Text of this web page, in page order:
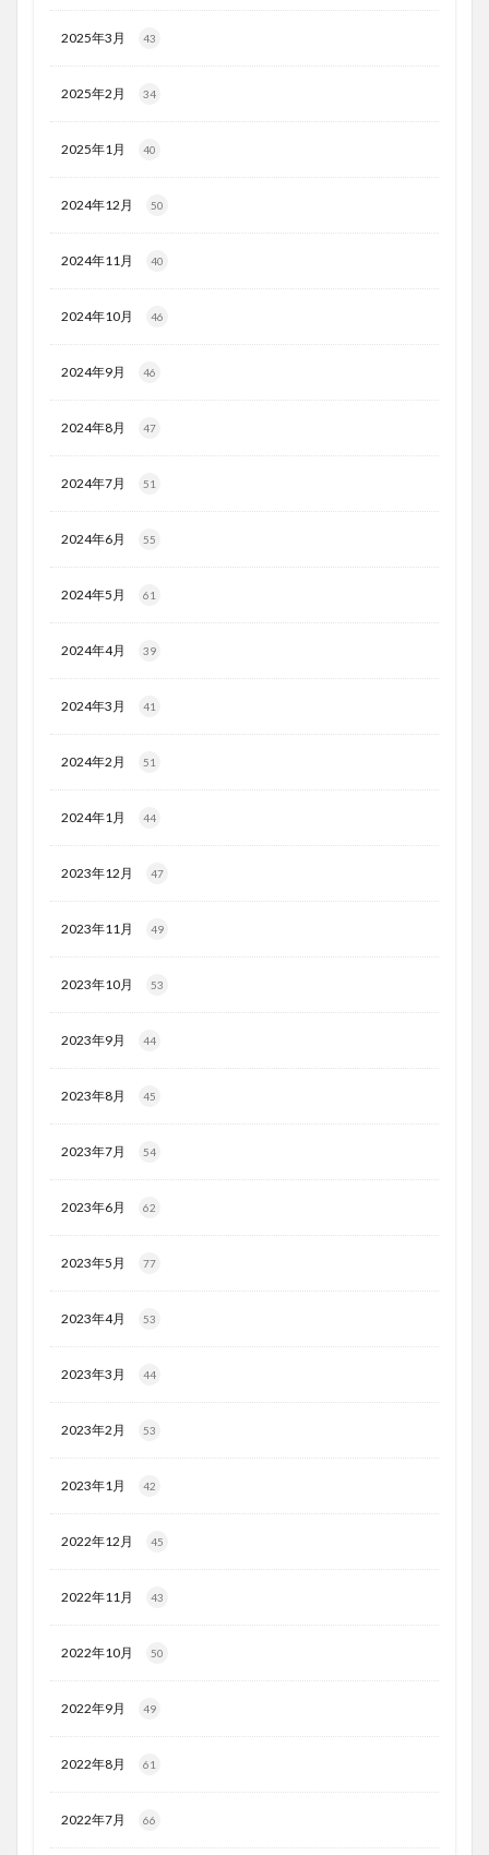
2025年3月 43
2025年2月 34
2025年1月 40
2024年12月 50
2024年11月 40
2024年10月 46
2024年9月 46
2024年8月 47
2024年7月 51
2024年6月 55
2024年5月 61
2024年4月 39
2024年3月 41
2024年2月 51
2024年1月 44
2023年12月 47
2023年11月 49
2023年10月 53
2023年9月 44
2023年8月 45
2023年7月 54
2023年6月 62
2023年5月 77
2023年4月 53
2023年3月 44
2023年2月 53
2023年1月 42
2022年12月 45
2022年11月 43
2022年10月 50
2022年9月 49
2022年8月 61
2022年7月 66